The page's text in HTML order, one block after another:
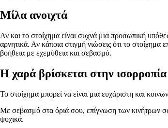
Μίλα ανοιχτά
Αν και το στοίχημα είναι συχνά μια προσωπική
αρνητικά. Αν κάποια στιγμή νιώσεις ότι το
βοήθεια με εχεμύθεια και σεβασμό.
Η χαρά βρίσκεται στην ισορροπία
Το στοίχημα μπορεί να είναι μια ευχάριστη και
Με σεβασμό στα όριά σου, επίγνωση των κινήτρων
ψυχικά.